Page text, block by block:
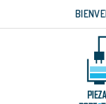
contenido